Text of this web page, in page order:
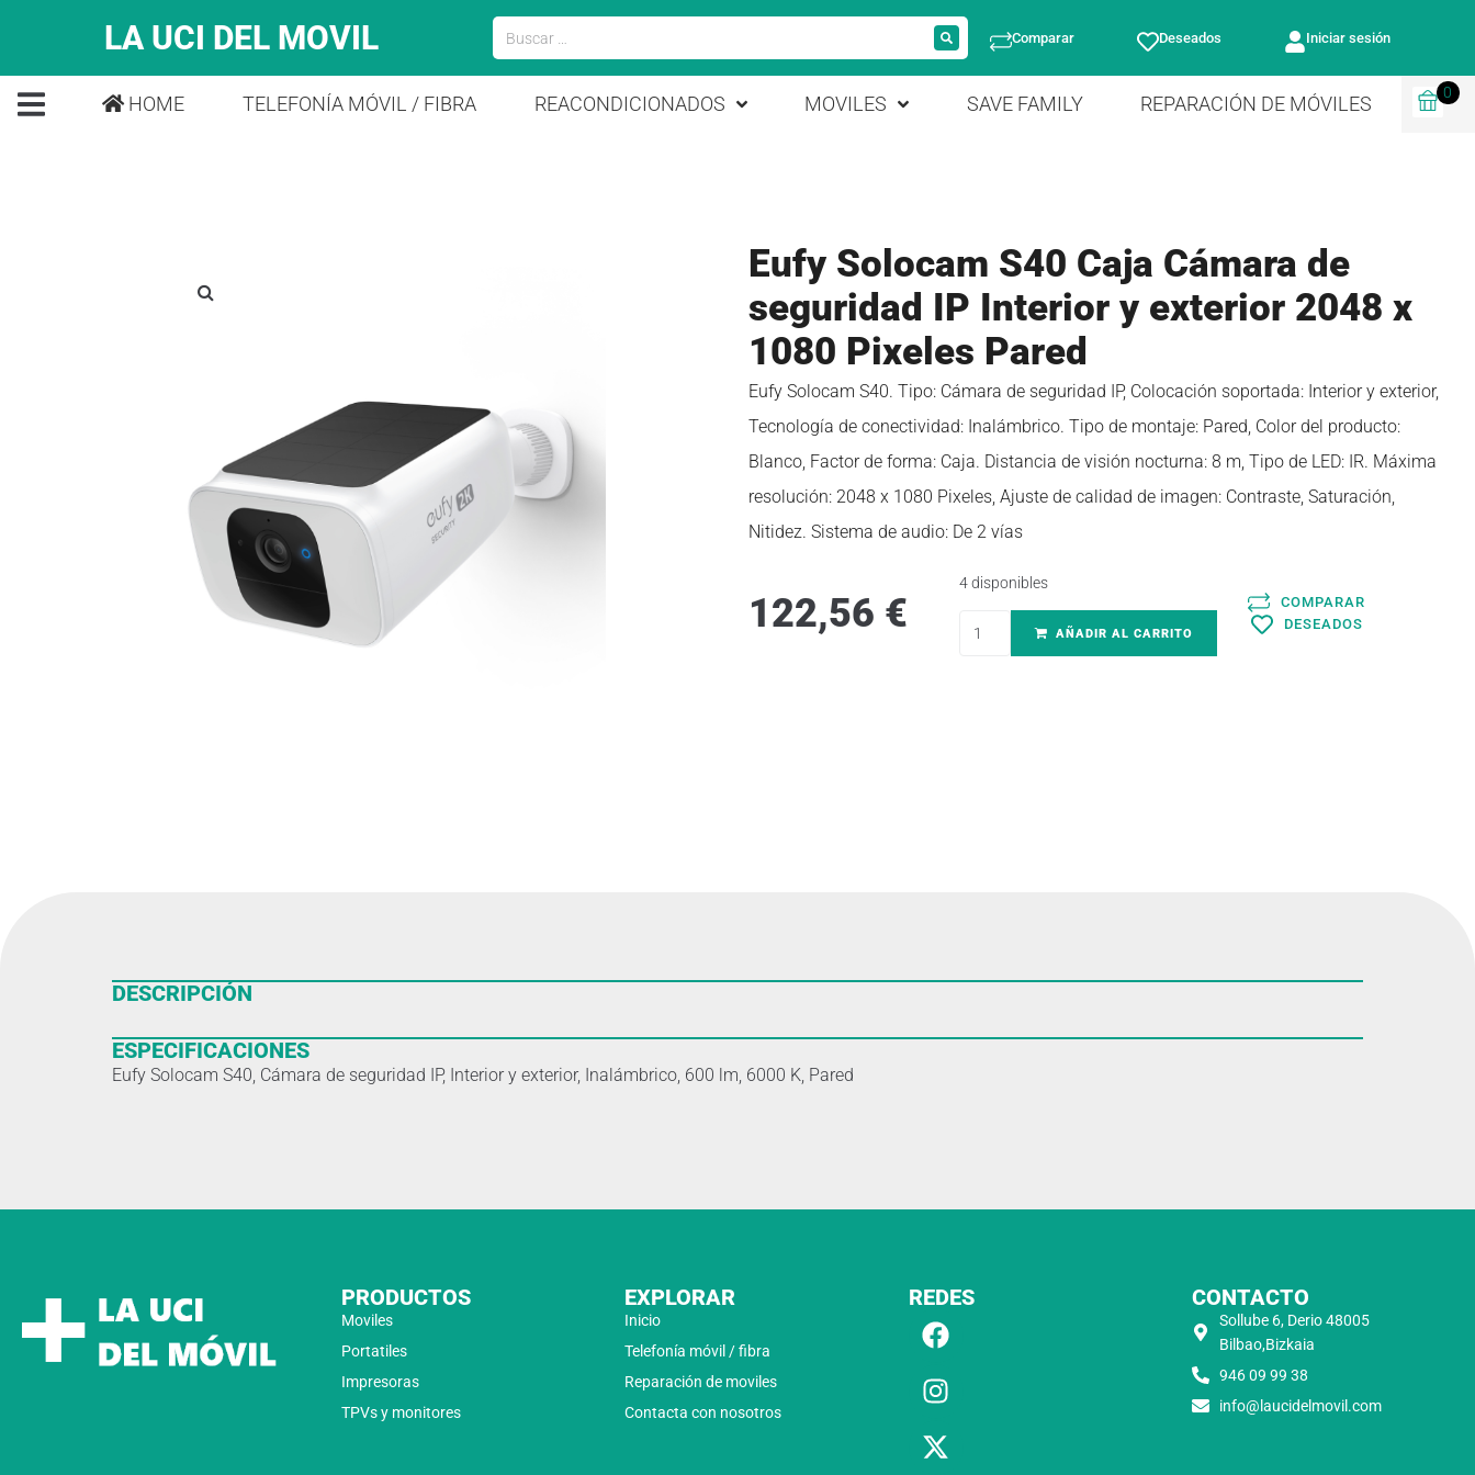
LA UCI DEL MOVIL Comparar Deseados Iniciar sesión
HOME TELEFONÍA MÓVIL / FIBRA REACONDICIONADOS MOVILES SAVE FAMILY REPARACIÓN DE MÓVILES
0
Eufy Solocam S40 Caja Cámara de
seguridad IP Interior y exterior 2048 x
1080 Pixeles Pared
Eufy Solocam S40. Tipo: Cámara de seguridad IP, Colocación soportada: Interior y exterior,
Tecnología de conectividad: Inalámbrico. Tipo de montaje: Pared, Color del producto:
Blanco, Factor de forma: Caja. Distancia de visión nocturna: 8 m, Tipo de LED: IR. Máxima
resolución: 2048 x 1080 Pixeles, Ajuste de calidad de imagen: Contraste, Saturación,
Nitidez. Sistema de audio: De 2 vías
122,56 €
4 disponibles
AÑADIR AL CARRITO
COMPARAR
DESEADOS
DESCRIPCIÓN
ESPECIFICACIONES
Eufy Solocam S40, Cámara de seguridad IP, Interior y exterior, Inalámbrico, 600 lm, 6000 K, Pared
PRODUCTOS
Moviles
Portatiles
Impresoras
TPVs y monitores
EXPLORAR
Inicio
Telefonía móvil / fibra
Reparación de moviles
Contacta con nosotros
REDES CONTACTO
Sollube 6, Derio 48005
Bilbao,Bizkaia
946 09 99 38
info@laucidelmovil.com